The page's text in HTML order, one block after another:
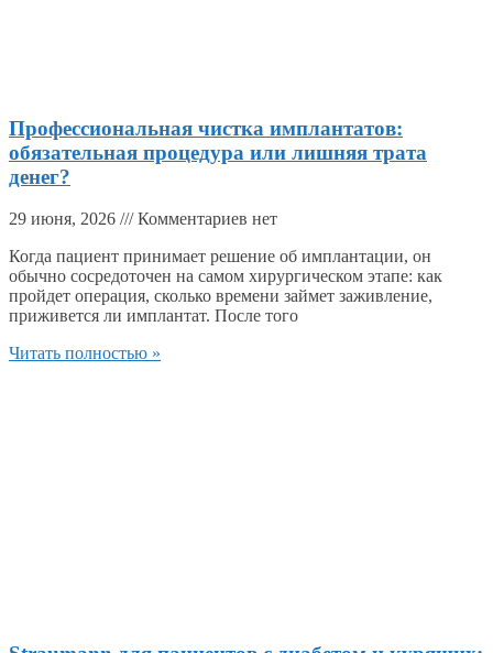
Профессиональная чистка имплантатов:
обязательная процедура или лишняя трата
денег?
29 июня, 2026
Комментариев нет
Когда пациент принимает решение об имплантации, он
обычно сосредоточен на самом хирургическом этапе: как
пройдет операция, сколько времени займет заживление,
приживется ли имплантат. После того
Читать полностью »